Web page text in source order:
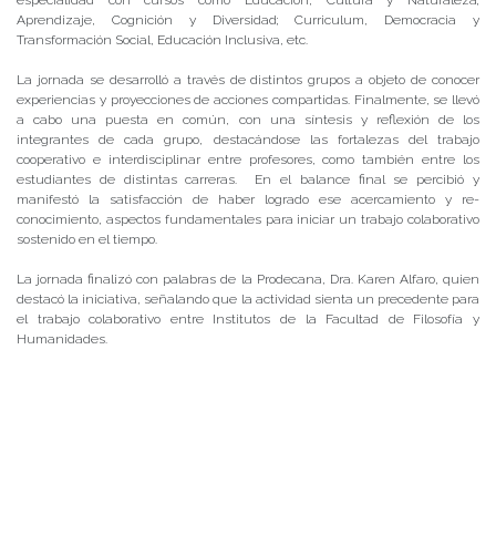
Aprendizaje, Cognición y Diversidad; Curriculum, Democracia y
Transformación Social, Educación Inclusiva, etc.
La jornada se desarrolló a través de distintos grupos a objeto de conocer
experiencias y proyecciones de acciones compartidas. Finalmente, se llevó
a cabo una puesta en común, con una síntesis y reflexión de los
integrantes de cada grupo, destacándose las fortalezas del trabajo
cooperativo e interdisciplinar entre profesores, como también entre los
estudiantes de distintas carreras. En el balance final se percibió y
manifestó la satisfacción de haber logrado ese acercamiento y re-
conocimiento, aspectos fundamentales para iniciar un trabajo colaborativo
sostenido en el tiempo.
La jornada finalizó con palabras de la Prodecana, Dra. Karen Alfaro, quien
destacó la iniciativa, señalando que la actividad sienta un precedente para
el trabajo colaborativo entre Institutos de la Facultad de Filosofía y
Humanidades.